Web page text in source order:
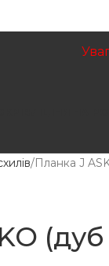
Планка J